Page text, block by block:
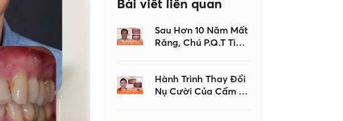
Bài viết liên quan
Sau Hơn 10 Năm Mất
Răng, Chú P.Q.T Tìm
Hành Trình Thay Đổi
Nụ Cười Của Cẩm Ly